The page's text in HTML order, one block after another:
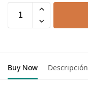
Buy Now Descripción